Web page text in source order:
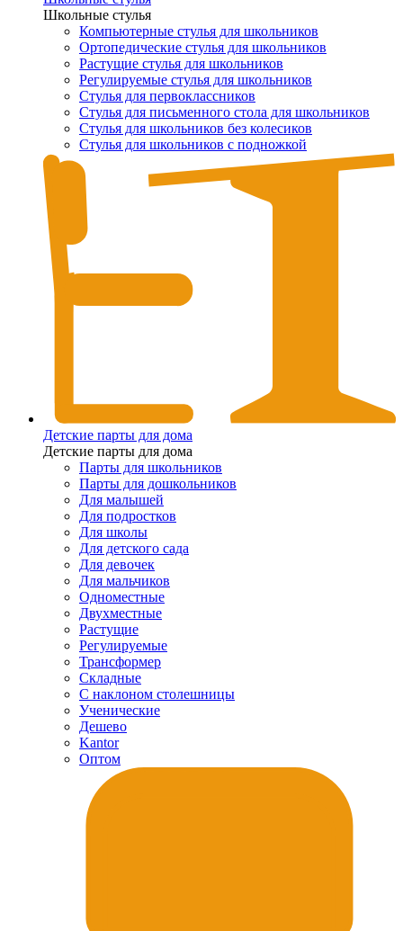
Школьные стулья
Компьютерные стулья для школьников
Ортопедические стулья для школьников
Растущие стулья для школьников
Регулируемые стулья для школьников
Стулья для первоклассников
Стулья для письменного стола для школьников
Стулья для школьников без колесиков
Стулья для школьников с подножкой
Детские парты для дома
Детские парты для дома
Парты для школьников
Парты для дошкольников
Для малышей
Для подростков
Для школы
Для детского сада
Для девочек
Для мальчиков
Одноместные
Двухместные
Растущие
Регулируемые
Трансформер
Складные
С наклоном столешницы
Ученические
Дешево
Kantor
Оптом